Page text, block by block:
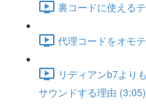
裏コードに使える
代理コードをオモ
リディアンb7より
サウンドする理由 (3:05)